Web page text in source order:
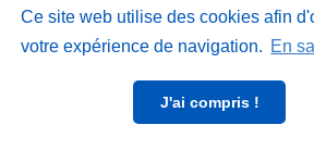
Ce site web utilise des cookies afin
votre expérience de navigation. En
J'ai compris !